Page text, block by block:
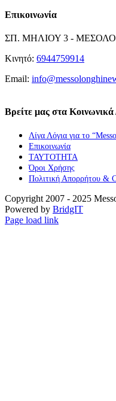
Επικοινωνία
ΣΠ. ΜΗΛΙΟΥ 3 -
Κινητό: 6944759914
Email:
Βρείτε μας στα Κοινωνικά
Λίγα Λόγια για το
Επικοινωνία
ΤΑΥΤΟΤΗΤΑ
Όροι Χρήσης
Πολιτική Απορρήτου &
Copyright 2007 - 2025
Powered by BridgIT
YouTube
Facebook
Instagram
Page load link